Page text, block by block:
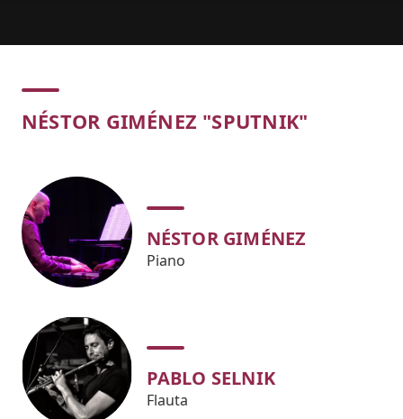
Concert
NÉSTOR GIMÉNEZ "SPUTNIK"
NÉSTOR GIMÉNEZ
Piano
PABLO SELNIK
Flauta